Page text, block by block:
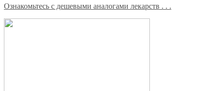
Ознакомьтесь с дешевыми аналогами лекарств . . .